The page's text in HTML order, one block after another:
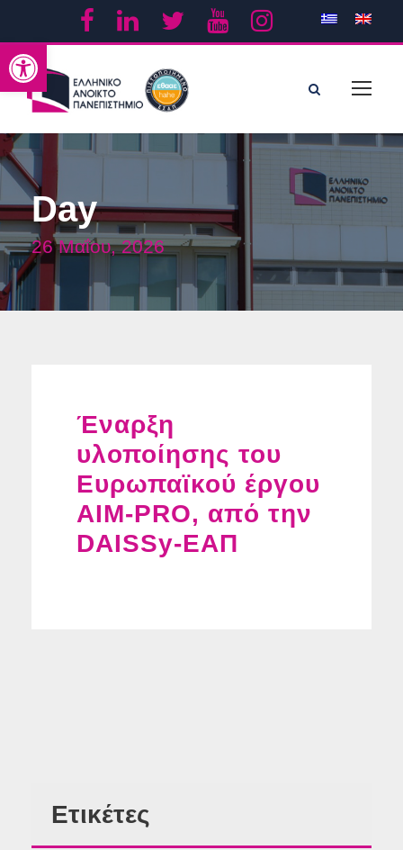
Ανοίξτε τη γραμμή εργαλείων
Day
26 Μαΐου, 2026
Έναρξη
υλοποίησης του
Ευρωπαϊκού έργου
AIM-PRO, από την
DAISSy-ΕΑΠ
Ετικέτες